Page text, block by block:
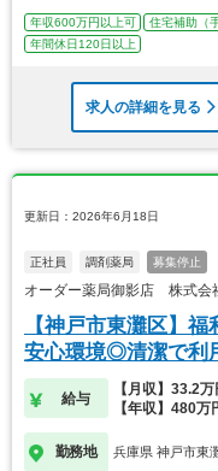
年収600万円以上可 住宅補助（
年間休日120日以上
求人の詳細を見る
更新日：2026年6月18日
正社員 調剤薬局 募集停止
オーダー薬局御影店 株式会
【神戸市東灘区】
安心環境◎清潔で利
給与
【月収】33.2
【年収】480
勤務地 兵庫県 神戸市東